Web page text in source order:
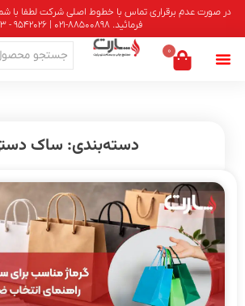
در صورت عدم برقراری تماس با خطوط اصلی شرکت لطفا با
فرمائید. 88500898-021 | 9542026 - 0903
0
دسته‌بندی: ساک